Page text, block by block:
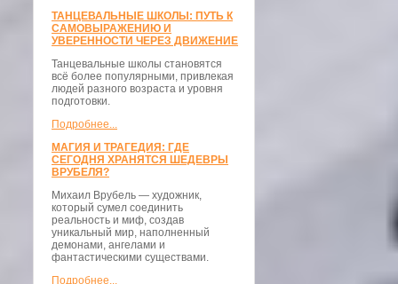
ТАНЦЕВАЛЬНЫЕ ШКОЛЫ: ПУТЬ К
САМОВЫРАЖЕНИЮ И
УВЕРЕННОСТИ ЧЕРЕЗ ДВИЖЕНИЕ
Танцевальные школы становятся
всё более популярными, привлекая
людей разного возраста и уровня
подготовки.
Подробнее...
МАГИЯ И ТРАГЕДИЯ: ГДЕ
СЕГОДНЯ ХРАНЯТСЯ ШЕДЕВРЫ
ВРУБЕЛЯ?
Михаил Врубель — художник,
который сумел соединить
реальность и миф, создав
уникальный мир, наполненный
демонами, ангелами и
фантастическими существами.
Подробнее...